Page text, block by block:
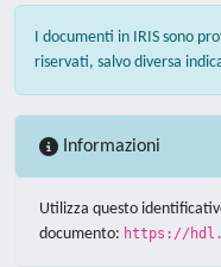
I documenti in IRIS sono
riservati, salvo diversa
Informazioni
Utilizza questo
documento: https://